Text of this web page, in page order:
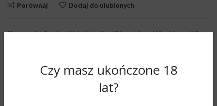
Czy masz ukończone 18
lat?
Porównaj Dodaj do ulubionych
Kategorie:Somlo, Welschriesling/Olaszrizling, Wina białe, Wina